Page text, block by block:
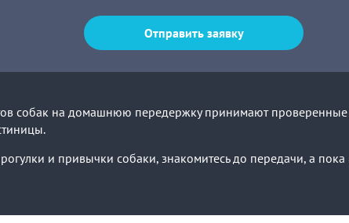
Отправить заявку
собак на домашнюю передержку принимают
и привычки собаки, знакомитесь до передачи, а